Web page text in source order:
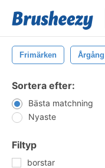
Frimärken Årgång
Sortera efter:
Bästa matchning
Nyaste
Filtyp
borstar